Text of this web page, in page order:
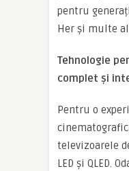
pentru
Her și multe
Tehnologie
complet și
Pentru o
televizoarele
LED și QLED.